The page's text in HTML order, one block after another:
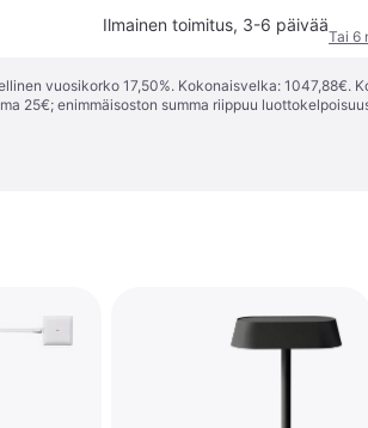
Ilmainen toimitus, 3-6 päivää
Tai 6
vuosikorko 17,50%. Kokonaisvelka: 1047,88€.
25€; enimmäisoston summa riippuu